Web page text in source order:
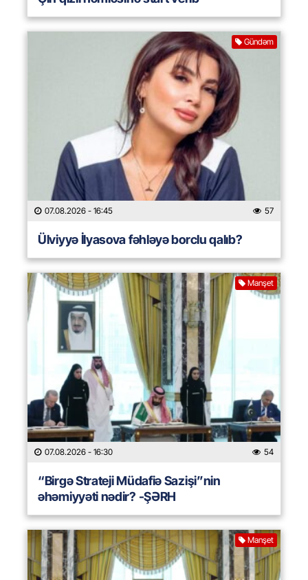
Gündəm
07.08.2026 - 16:45 57
Ülviyyə İlyasova fəhləyə borclu qalıb?
Manşet
07.08.2026 - 16:30 54
“Birgə Strateji Müdafiə Sazişi”nin
əhəmiyyəti nədir? -ŞƏRH
Manşet